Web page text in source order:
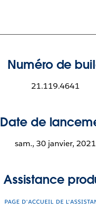
Numéro de
21.119.4641
Date de
sam., 30 janvier, 2021
Assistance
PAGE D'ACCUEIL DE